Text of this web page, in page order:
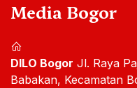
Media Bogor
DILO Bogor Jl. Raya
Babakan, Kecamatan